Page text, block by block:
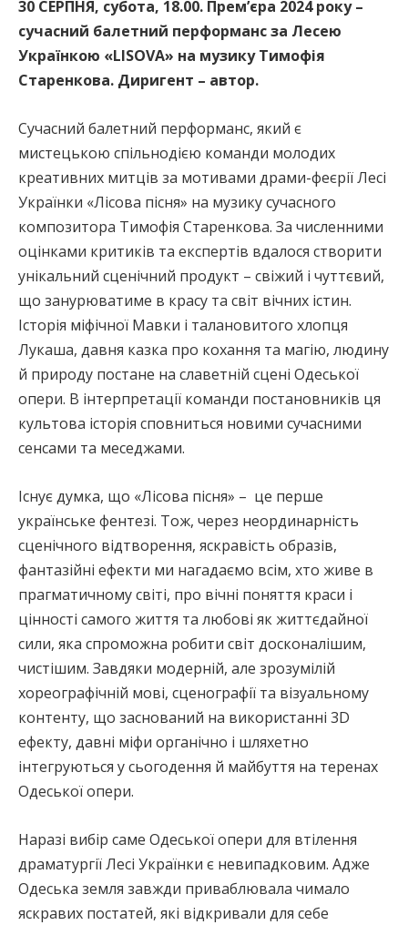
30 СЕРПНЯ, субота, 18.00. Прем’єра 2024 року –
сучасний балетний перформанс за Лесею
Українкою «LISOVA» на музику Тимофія
Старенкова. Диригент – автор.
Сучасний балетний перформанс, який є
мистецькою спільнодією команди молодих
креативних митців за мотивами драми-феєрії Лесі
Українки «Лісова пісня» на музику сучасного
композитора Тимофія Старенкова. За численними
оцінками критиків та експертів вдалося створити
унікальний сценічний продукт – свіжий і чуттєвий,
що занурюватиме в красу та світ вічних істин.
Історія міфічної Мавки і талановитого хлопця
Лукаша, давня казка про кохання та магію, людину
й природу постане на славетній сцені Одеської
опери. В інтерпретації команди постановників ця
культова історія сповниться новими сучасними
сенсами та меседжами.
Існує думка, що «Лісова пісня» – це перше
українське фентезі. Тож, через неординарність
сценічного відтворення, яскравість образів,
фантазійні ефекти ми нагадаємо всім, хто живе в
прагматичному світі, про вічні поняття краси і
цінності самого життя та любові як життєдайної
сили, яка спроможна робити світ досконалішим,
чистішим. Завдяки модерній, але зрозумілій
хореографічній мові, сценографії та візуальному
контенту, що заснований на використанні 3D
ефекту, давні міфи органічно і шляхетно
інтегруються у сьогодення й майбуття на теренах
Одеської опери.
Наразі вибір саме Одеської опери для втілення
драматургії Лесі Українки є невипадковим. Адже
Одеська земля завжди приваблювала чимало
яскравих постатей, які відкривали для себе